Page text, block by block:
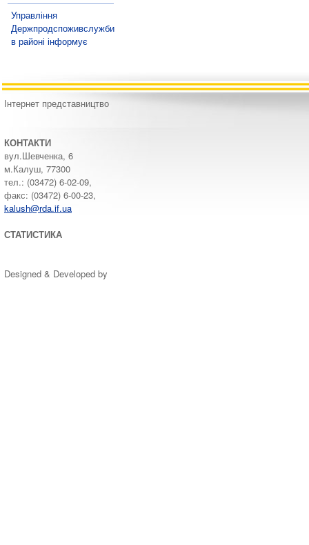
Управління
Держпродспоживслужби
в районі інформує
Інтернет представництво
КОНТАКТИ
вул.Шевченка, 6
м.Калуш, 77300
тел.: (03472) 6-02-09,
факс: (03472) 6-00-23,
kalush@rda.if.ua
СТАТИСТИКА
Designed & Developed by